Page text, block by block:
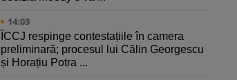
14:03
ÎCCJ respinge contestațiile în camera
preliminară; procesul lui Călin Georgescu
și Horațiu Potra ...